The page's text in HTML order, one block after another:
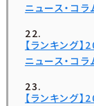
ニュース・コ
【ランキング
ニュース・コ
【ランキング